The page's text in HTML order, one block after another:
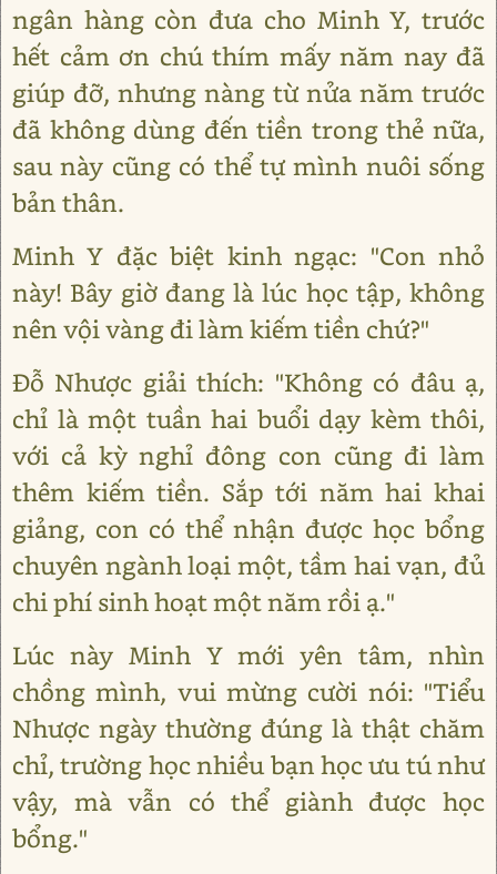
ngân hàng còn đưa cho Minh Y, trước
hết cảm ơn chú thím mấy năm nay đã
giúp đỡ, nhưng nàng từ nửa năm trước
đã không dùng đến tiền trong thẻ nữa,
sau này cũng có thể tự mình nuôi sống
bản thân.
Minh Y đặc biệt kinh ngạc: "Con nhỏ
này! Bây giờ đang là lúc học tập, không
nên vội vàng đi làm kiếm tiền chứ?"
Đỗ Nhược giải thích: "Không có đâu ạ,
chỉ là một tuần hai buổi dạy kèm thôi,
với cả kỳ nghỉ đông con cũng đi làm
thêm kiếm tiền. Sắp tới năm hai khai
giảng, con có thể nhận được học bổng
chuyên ngành loại một, tầm hai vạn, đủ
chi phí sinh hoạt một năm rồi ạ."
Lúc này Minh Y mới yên tâm, nhìn
chồng mình, vui mừng cười nói: "Tiểu
Nhược ngày thường đúng là thật chăm
chỉ, trường học nhiều bạn học ưu tú như
vậy, mà vẫn có thể giành được học
bổng."